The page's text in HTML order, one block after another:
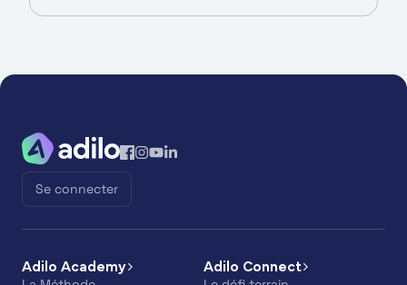
Se connecter
Adilo Academy Adilo Connect